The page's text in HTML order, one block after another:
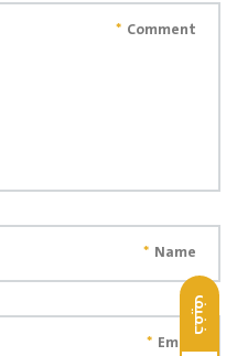
خفيف
Comment
*
Name
*
Email
*